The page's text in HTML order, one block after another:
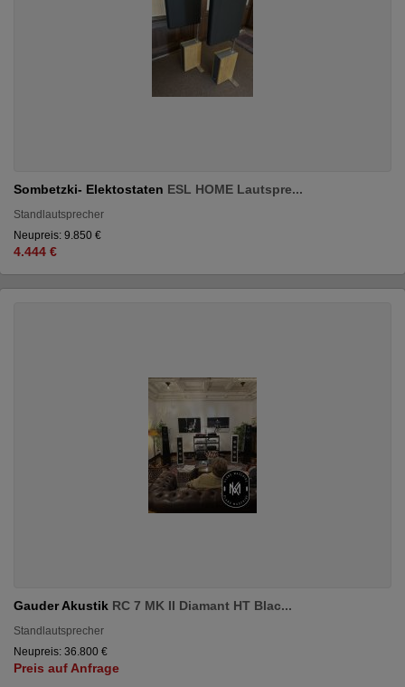
Sombetzki- Elektostaten ESL HOME Lautspre...
Standlautsprecher
Neupreis: 9.850 €
4.444 €
Gauder Akustik RC 7 MK II Diamant HT Blac...
Standlautsprecher
Neupreis: 36.800 €
Preis auf Anfrage